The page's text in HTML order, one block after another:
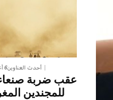
أحدث العناوين6 أغسطس، 2026
عقب ضربة
للمجندين